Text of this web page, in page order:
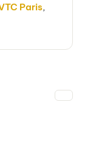
Paris,